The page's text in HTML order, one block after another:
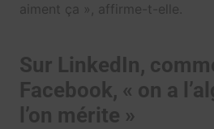
aiment ça », affirme-t-elle.
Sur LinkedIn,
Facebook, « on a
l’on mérite »